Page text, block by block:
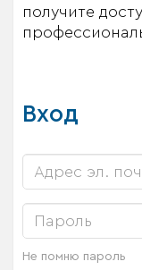
получите
Вход
Не помню пароль